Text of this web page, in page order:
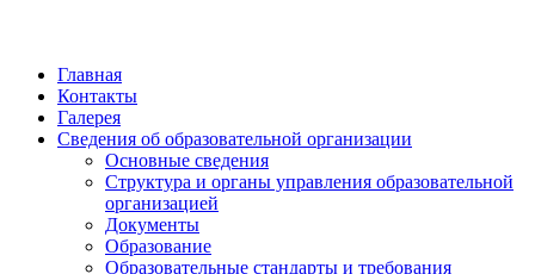
Главная
Контакты
Галерея
Сведения об образовательной организации
Основные сведения
Структура и органы управления образовательной
организацией
Документы
Образование
Образовательные стандарты и требования